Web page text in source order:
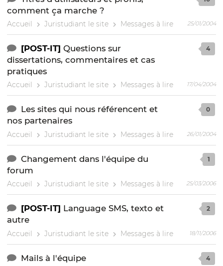
comment ça marche ?
Accueil Juristudiant le site Messages à lire 25/01/2004
[POST-IT] Questions sur
dissertations, commentaires et cas
pratiques
Accueil Juristudiant le site Messages à lire
4
17/04/2004
Les sites qui nous référencent et
nos partenaires
Accueil Juristudiant le site Messages à lire
0
26/01/2004
Changement dans l'équipe du
forum
Accueil Juristudiant le site Messages à lire
1
25/03/2006
[POST-IT] Language SMS, texto et
autre
Accueil Juristudiant le site Messages à lire
2
18/11/2006
Mails à l'équipe 4